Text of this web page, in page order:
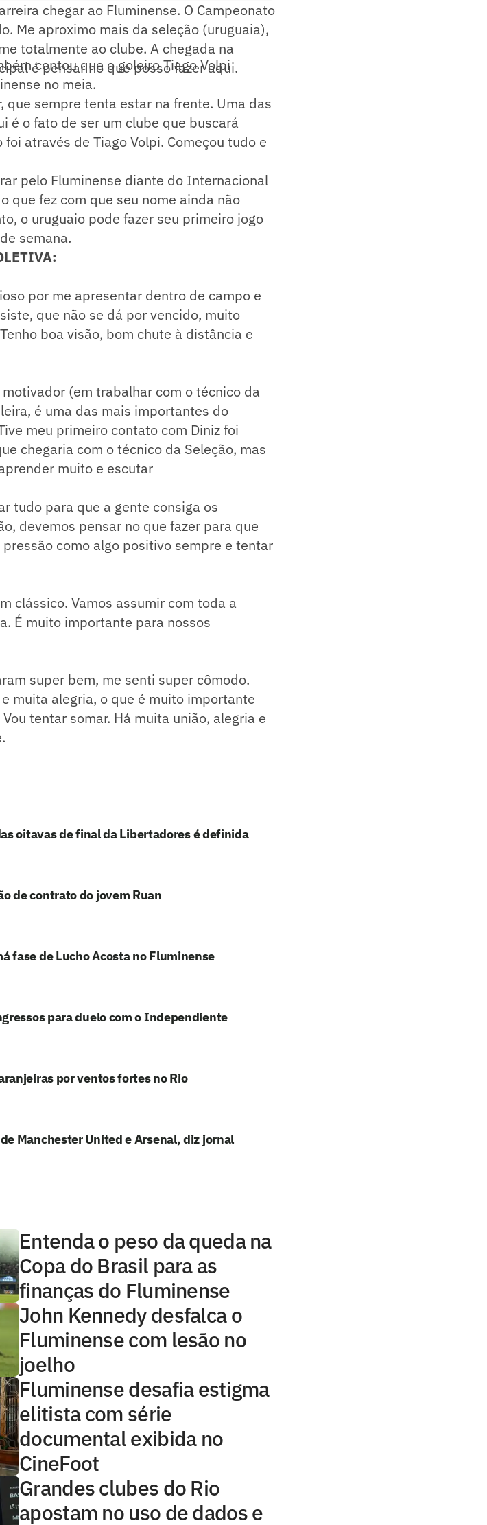
chegar ao Fluminense. O Campeonato
Me aproximo mais da seleção (uruguaia),
totalmente ao clube. A chegada na
é pensar no que posso fazer aqui.
contou que o goleiro Tiago Volpi
no meia.
que sempre tenta estar na frente. Uma das
é o fato de ser um clube que buscará
através de Tiago Volpi. Começou tudo e
pelo Fluminense diante do Internacional
que fez com que seu nome ainda não
o uruguaio pode fazer seu primeiro jogo
semana.
por me apresentar dentro de campo e
que não se dá por vencido, muito
boa visão, bom chute à distância e
(em trabalhar com o técnico da
é uma das mais importantes do
meu primeiro contato com Diniz foi
chegaria com o técnico da Seleção, mas
muito e escutar
tudo para que a gente consiga os
devemos pensar no que fazer para que
como algo positivo sempre e tentar
clássico. Vamos assumir com toda a
É muito importante para nossos
super bem, me senti super cômodo.
muita alegria, o que é muito importante
tentar somar. Há muita união, alegria e
oitavas de final da Libertadores é definida
de contrato do jovem Ruan
fase de Lucho Acosta no Fluminense
para duelo com o Independiente
por ventos fortes no Rio
Manchester United e Arsenal, diz jornal
Entenda o peso da queda na
Copa do Brasil para as
finanças do Fluminense
John Kennedy desfalca o
Fluminense com lesão no
joelho
Fluminense desafia estigma
elitista com série
documental exibida no
CineFoot
Grandes clubes do Rio
apostam no uso de dados e